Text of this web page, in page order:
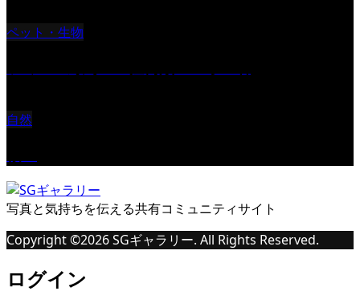
ペット・生物
自然
写真と気持ちを伝える共有コミュニティサイト
Copyright ©2026SGギャラリー. All Rights Reserved.
ログイン